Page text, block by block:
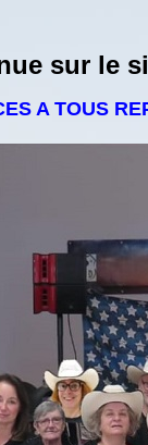
sur le
A TOUS